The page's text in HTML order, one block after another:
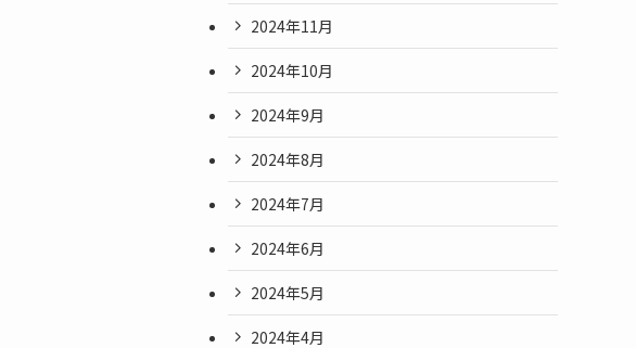
2024年11月
2024年10月
2024年9月
2024年8月
2024年7月
2024年6月
2024年5月
2024年4月